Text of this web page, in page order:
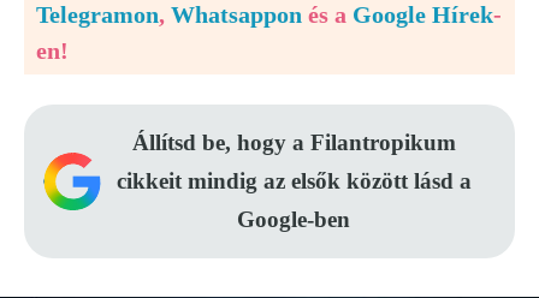
Telegramon, Whatsappon és a Google Hírek-
en!
Állítsd be, hogy a Filantropikum
cikkeit mindig az elsők között lásd a
Google-ben